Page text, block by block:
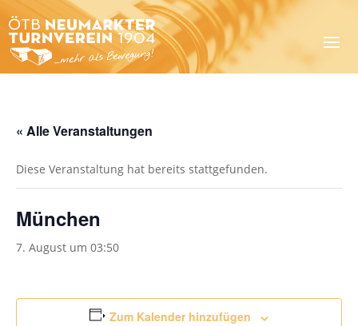
« Alle Veranstaltungen
Diese Veranstaltung hat bereits stattgefunden.
München
7. August um 03:50
Zum Kalender hinzufügen